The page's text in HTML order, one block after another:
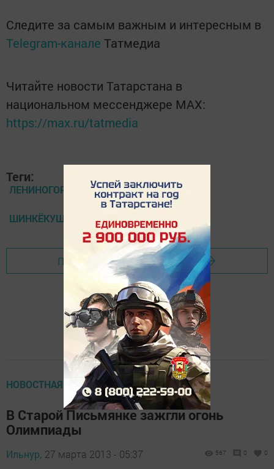
Следите за самым важным и интересным в
Telegram-канале Татмедиа
Читайте новости Татарстана в
национальном мессенджере MАХ:
https://max.ru/tatmedia
Теги:
ЛЕНИНОГОРСК
ШИНКЁКУШИН КАРАТЭ
Перейти на страницу новости
НОВОСТНАЯ ЛЕНТА
В Старой Письмянке зажгли огонь
Олимпиады
Ильнур, 27 марта 2013 - 05:37 567 0 0